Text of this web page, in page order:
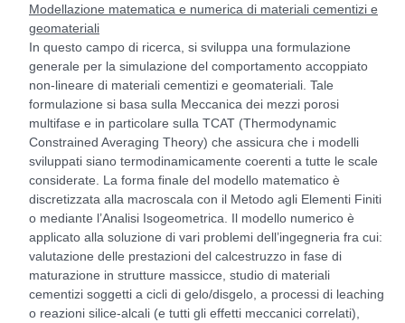
Modellazione matematica e numerica di materiali cementizi e
geomateriali
In questo campo di ricerca, si sviluppa una formulazione
generale per la simulazione del comportamento accoppiato
non-lineare di materiali cementizi e geomateriali. Tale
formulazione si basa sulla Meccanica dei mezzi porosi
multifase e in particolare sulla TCAT (Thermodynamic
Constrained Averaging Theory) che assicura che i modelli
sviluppati siano termodinamicamente coerenti a tutte le scale
considerate. La forma finale del modello matematico è
discretizzata alla macroscala con il Metodo agli Elementi Finiti
o mediante l’Analisi Isogeometrica. Il modello numerico è
applicato alla soluzione di vari problemi dell’ingegneria fra cui:
valutazione delle prestazioni del calcestruzzo in fase di
maturazione in strutture massicce, studio di materiali
cementizi soggetti a cicli di gelo/disgelo, a processi di leaching
o reazioni silice-alcali (e tutti gli effetti meccanici correlati),